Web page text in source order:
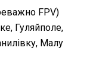
FPV)
Гуляйполе,
Малу